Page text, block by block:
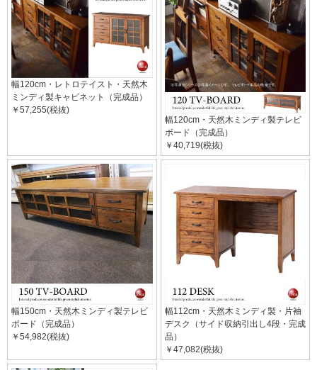
幅120cm・レトロテイスト・天然木
ミンディ製キャビネット（完成品）
￥57,255(税抜)
幅120cm・天然木ミンディ製テレビ
ボード（完成品）
￥40,719(税抜)
幅150cm・天然木ミンディ製テレビ
ボード（完成品）
￥54,982(税抜)
幅112cm・天然木ミンディ製・片袖
デスク（サイド収納引出し4段・完成
品）
￥47,082(税抜)